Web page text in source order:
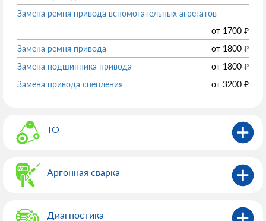
Замена ремня привода вспомогательных агрегатов
от 1700 ₽
Замена ремня привода
от 1800 ₽
Замена подшипника привода
от 1800 ₽
Замена привода сцепления
от 3200 ₽
ТО
Аргонная сварка
Диагностика